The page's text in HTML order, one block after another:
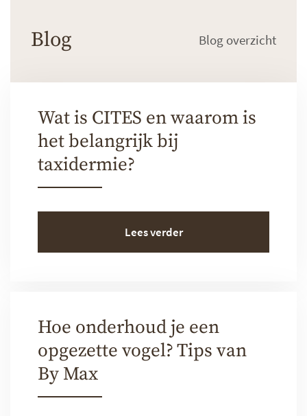
Blog Blog overzicht
Wat is CITES en waarom is
het belangrijk bij
taxidermie?
Lees verder
Hoe onderhoud je een
opgezette vogel? Tips van
By Max